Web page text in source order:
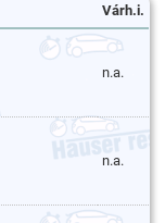
Várh.i.
n.a.
n.a.